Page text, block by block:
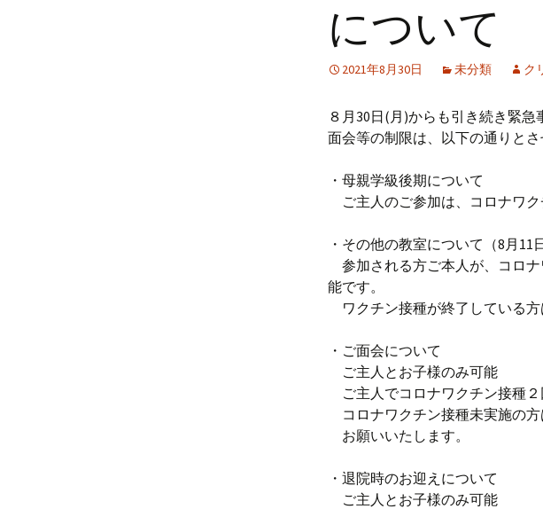
について
2021年8月30日 未分類 ク
８月30日(月)からも引き続き緊
面会等の制限は、以下の通りとさ
・母親学級後期について
ご主人のご参加は、コロナワク
・その他の教室について（8月11
参加される方ご本人が、コロ
能です。
ワクチン接種が終了している方
・ご面会について
ご主人とお子様のみ可能
ご主人でコロナワクチン接種
コロナワクチン接種未実施の
お願いいたします。
・退院時のお迎えについて
ご主人とお子様のみ可能